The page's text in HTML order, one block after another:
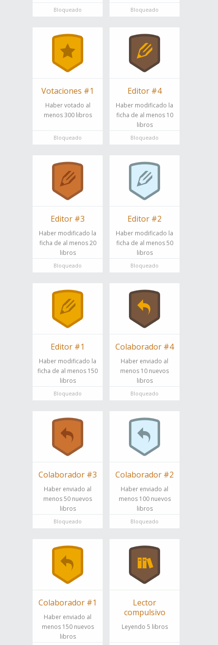
Bloqueado Bloqueado
Votaciones #1
Haber votado al
menos 300 libros
Bloqueado
Editor #4
Haber modificado la
ficha de al menos 10
libros
Bloqueado
Editor #3
Haber modificado la
ficha de al menos 20
libros
Bloqueado
Editor #2
Haber modificado la
ficha de al menos 50
libros
Bloqueado
Editor #1
Haber modificado la
ficha de al menos 150
libros
Bloqueado
Colaborador #4
Haber enviado al
menos 10 nuevos
libros
Bloqueado
Colaborador #3
Haber enviado al
menos 50 nuevos
libros
Bloqueado
Colaborador #2
Haber enviado al
menos 100 nuevos
libros
Bloqueado
Colaborador #1
Haber enviado al
menos 150 nuevos
libros
Lector
compulsivo
Leyendo 5 libros